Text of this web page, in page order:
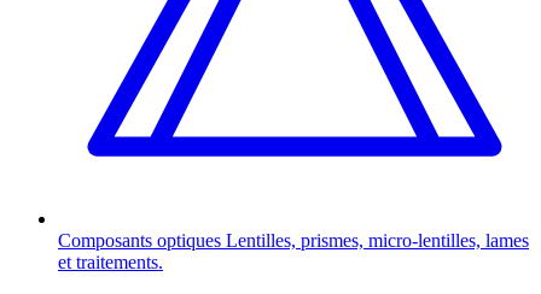
Composants optiques Lentilles, prismes, micro-lentilles, lames
et traitements.